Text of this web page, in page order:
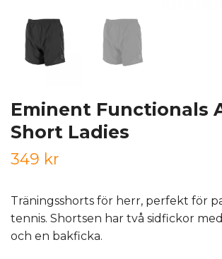
Eminent Functionals
Short Ladies
349 kr
Träningsshorts för herr, perfekt för
tennis. Shortsen har två sidfickor
och en bakficka.